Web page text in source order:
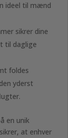
ideel til mænd
sikrer dine
til daglige
foldes
yderst
en unik
at enhver